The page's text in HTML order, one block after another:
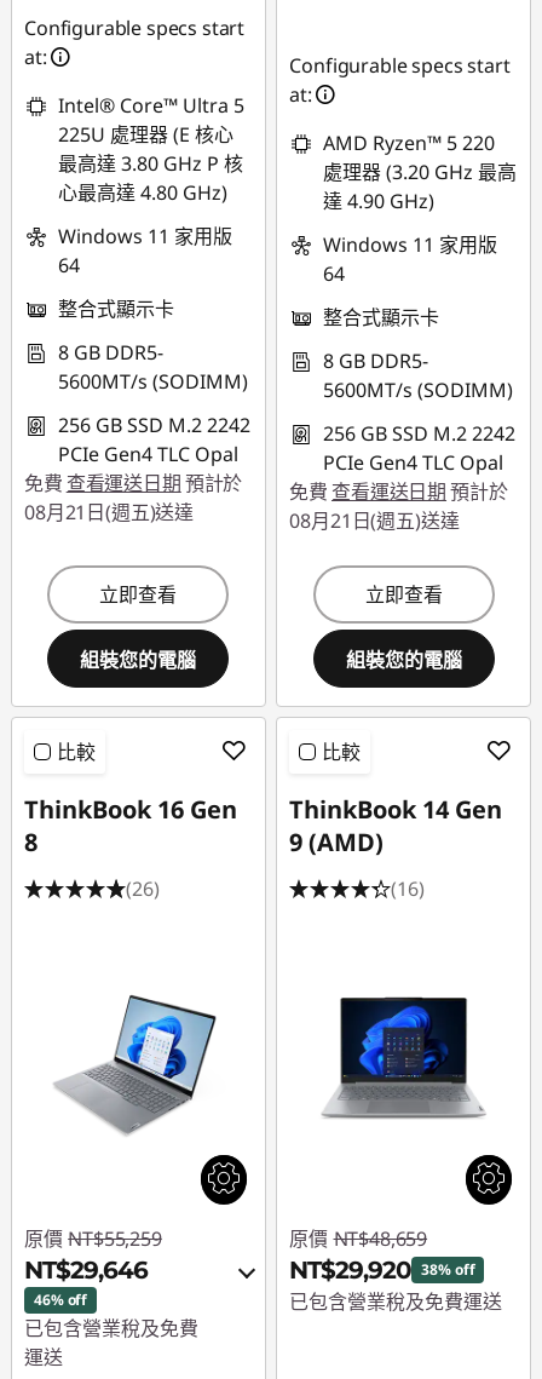
Configurable specs start
at:
Intel® Core™ Ultra 5
225U 處理器 (E 核心
最高達 3.80 GHz P 核
心最高達 4.80 GHz)
Windows 11 家用版
64
整合式顯示卡
8 GB DDR5-
5600MT/s (SODIMM)
256 GB SSD M.2 2242
PCIe Gen4 TLC Opal
免費 查看運送日期預計於
08月21日(週五)送達
立即查看
組裝您的電腦
Configurable specs start
at:
AMD Ryzen™ 5 220
處理器 (3.20 GHz 最高
達 4.90 GHz)
Windows 11 家用版
64
整合式顯示卡
8 GB DDR5-
5600MT/s (SODIMM)
256 GB SSD M.2 2242
PCIe Gen4 TLC Opal
免費 查看運送日期預計於
08月21日(週五)送達
立即查看
組裝您的電腦
比較
ThinkBook 16 Gen
8
(26)
原價 NT$55,259
NT$29,646
46% off
已包含營業稅及免費
運送
比較
ThinkBook 14 Gen
9 (AMD)
(16)
原價 NT$48,659
NT$29,920 38% off
已包含營業稅及免費運送